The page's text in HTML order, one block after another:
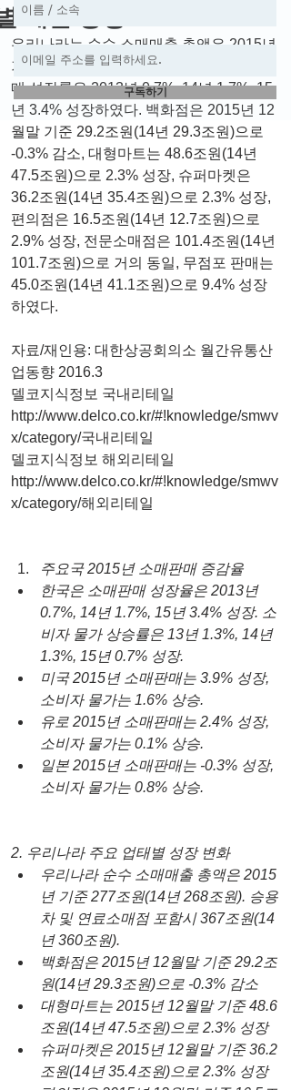
매출 동향
우리나라는 순수 소매매출 총액은 2015년
기준 277조원(14년 268조원)으로 소매판
매 성장률은 2013년 0.7%, 14년 1.7%, 15
년 3.4% 성장하였다. 백화점은 2015년 12
월말 기준 29.2조원(14년 29.3조원)으로
-0.3% 감소, 대형마트는 48.6조원(14년
47.5조원)으로 2.3% 성장, 슈퍼마켓은
36.2조원(14년 35.4조원)으로 2.3% 성장,
편의점은 16.5조원(14년 12.7조원)으로
2.9% 성장, 전문소매점은 101.4조원(14년
101.7조원)으로 거의 동일, 무점포 판매는
45.0조원(14년 41.1조원)으로 9.4% 성장
하였다.
자료/재인용: 대한상공회의소 월간유통산
업동향 2016.3
델코지식정보 국내리테일
http://www.delco.co.kr/#!knowledge/smwv
x/category/국내리테일
델코지식정보 해외리테일
http://www.delco.co.kr/#!knowledge/smwv
x/category/해외리테일
주요국 2015년 소매판매 증감율
한국은 소매판매 성장율은 2013년
0.7%, 14년 1.7%, 15년 3.4% 성장. 소
비자 물가 상승률은 13년 1.3%, 14년
1.3%, 15년 0.7% 성장.
미국 2015년 소매판매는 3.9% 성장,
소비자 물가는 1.6% 상승.
유로 2015년 소매판매는 2.4% 성장,
소비자 물가는 0.1% 상승.
일본 2015년 소매판매는 -0.3% 성장,
소비자 물가는 0.8% 상승.
2. 우리나라 주요 업태별 성장 변화
우리나라 순수 소매매출 총액은 2015
년 기준 277조원(14년 268조원). 승용
차 및 연료소매점 포함시 367조원(14
년 360조원).
백화점은 2015년 12월말 기준 29.2조
원(14년 29.3조원)으로 -0.3% 감소
대형마트는 2015년 12월말 기준 48.6
조원(14년 47.5조원)으로 2.3% 성장
슈퍼마켓은 2015년 12월말 기준 36.2
조원(14년 35.4조원)으로 2.3% 성장
구독하기